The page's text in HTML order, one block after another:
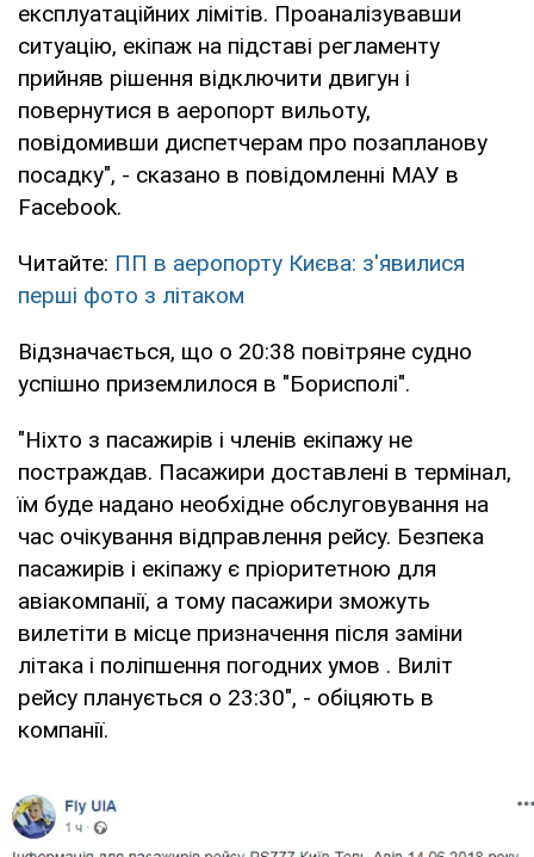
експлуатаційних лімітів. Проаналізувавши
ситуацію, екіпаж на підставі регламенту
прийняв рішення відключити двигун і
повернутися в аеропорт вильоту,
повідомивши диспетчерам про позапланову
посадку", - сказано в повідомленні МАУ в
Facebook.
Читайте: ПП в аеропорту Києва: з'явилися
перші фото з літаком
Відзначається, що о 20:38 повітряне судно
успішно приземлилося в "Борисполі".
"Ніхто з пасажирів і членів екіпажу не
постраждав. Пасажири доставлені в термінал,
їм буде надано необхідне обслуговування на
час очікування відправлення рейсу. Безпека
пасажирів і екіпажу є пріоритетною для
авіакомпанії, а тому пасажири зможуть
вилетіти в місце призначення після заміни
літака і поліпшення погодних умов . Виліт
рейсу планується о 23:30", - обіцяють в
компанії.